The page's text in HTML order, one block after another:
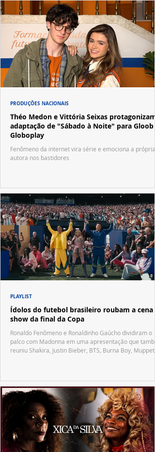
Théo Medon e Vittória Seixas protagonizam
adaptação de "Sábado à Noite" para Gloob e
Globoplay
Fenômeno da internet vira série e emociona a própria
autora nos bastidores
PRODUÇÕES NACIONAIS
Ídolos do futebol brasileiro roubam a cena
show da final da Copa
Ronaldo Fenômeno e Ronaldinho Gaúcho dividiram o
palco com Madonna em uma apresentação que
reuniu Shakira, Justin Bieber, BTS, Burna Boy, Muppets,
PLAYLIST